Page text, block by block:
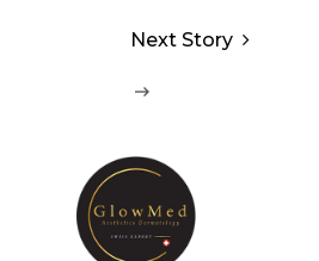
Next Story